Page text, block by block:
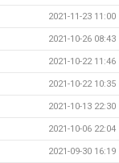
2021-11-23 11:00
2021-10-26 08:43
2021-10-22 11:46
2021-10-22 10:35
2021-10-13 22:30
2021-10-06 22:04
2021-09-30 16:19